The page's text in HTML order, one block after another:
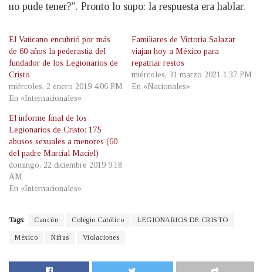
no pude tener?”. Pronto lo supo: la respuesta era hablar.
El Vaticano encubrió por más
de 60 años la pederastia del
fundador de los Legionarios de
Cristo
miércoles, 2 enero 2019 4:06 PM
En «Internacionales»
Familiares de Victoria Salazar
viajan hoy a México para
repatriar restos
miércoles, 31 marzo 2021 1:37 PM
En «Nacionales»
El informe final de los
Legionarios de Cristo: 175
abusos sexuales a menores (60
del padre Marcial Maciel)
domingo, 22 diciembre 2019 9:18
AM
En «Internacionales»
Tags: Cancún Colegio Católico LEGIONARIOS DE CRISTO
México Niñas Violaciones